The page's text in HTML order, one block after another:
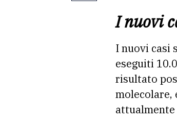
I nuovi
I nuovi casi
eseguiti
risultato
molecolare,